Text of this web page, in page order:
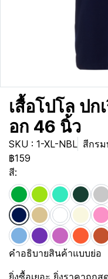
เสื้อโปโล ปก
อก 46 นิ้ว
SKU : 1-XL-NBL สีกร
฿159
สี:
คำอธิบายสินค้าแบบย่อ
ยิ่งซื้อเยอะ ยิ่งราคาถูกสุ